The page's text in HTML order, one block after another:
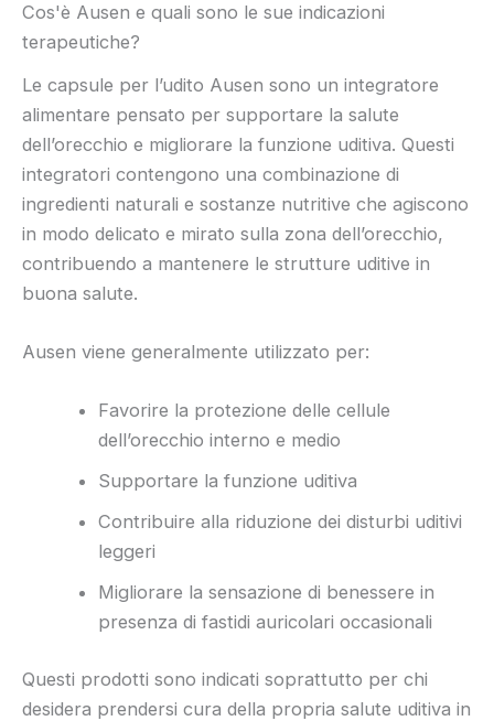
Cos'è Ausen e quali sono le sue indicazioni
terapeutiche?
Le capsule per l’udito Ausen sono un integratore
alimentare pensato per supportare la salute
dell’orecchio e migliorare la funzione uditiva. Questi
integratori contengono una combinazione di
ingredienti naturali e sostanze nutritive che agiscono
in modo delicato e mirato sulla zona dell’orecchio,
contribuendo a mantenere le strutture uditive in
buona salute.
Ausen viene generalmente utilizzato per:
Favorire la protezione delle cellule
dell’orecchio interno e medio
Supportare la funzione uditiva
Contribuire alla riduzione dei disturbi uditivi
leggeri
Migliorare la sensazione di benessere in
presenza di fastidi auricolari occasionali
Questi prodotti sono indicati soprattutto per chi
desidera prendersi cura della propria salute uditiva in